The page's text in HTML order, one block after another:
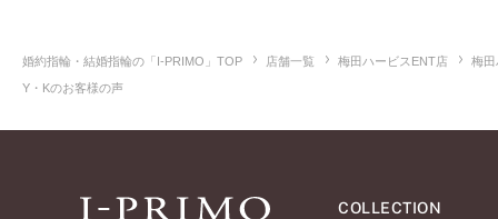
婚約指輪・結婚指輪の「I-PRIMO」TOP 店舗一覧 梅田ハービスENT店
梅田
Y・Kのお客様の声
COLLECTION